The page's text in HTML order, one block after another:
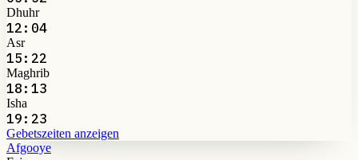
Dhuhr
12:04
Asr
15:22
Maghrib
18:13
Isha
19:23
Gebetszeiten anzeigen
Afgooye